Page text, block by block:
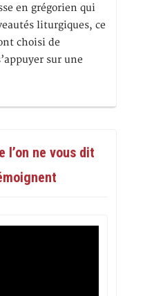
en grégorien qui
liturgiques, ce
choisi de
sur une
l’on ne vous dit